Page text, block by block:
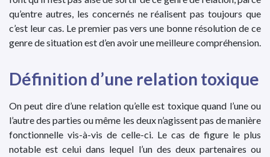
qu’entre autres, les concernés ne réalisent pas toujours que
c’est leur cas. Le premier pas vers une bonne résolution de ce
genre de situation est d’en avoir une meilleure compréhension.
Définition d’une relation toxique
On peut dire d’une relation qu’elle est toxique quand l’une ou
l’autre des parties ou même les deux n’agissent pas de manière
fonctionnelle vis-à-vis de celle-ci. Le cas de figure le plus
notable est celui dans lequel l’un des deux partenaires ou